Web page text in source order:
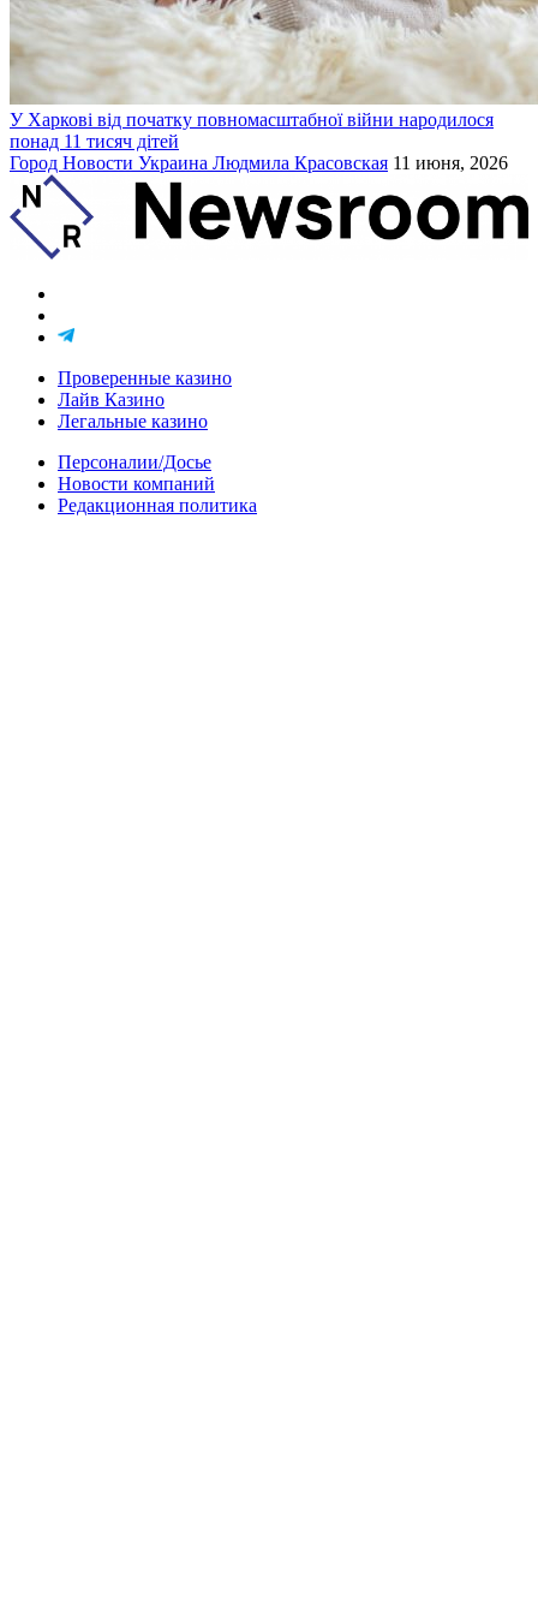
У Харкові від початку повномасштабної війни народилося
понад 11 тисяч дітей
Город Новости Украина Людмила Красовская 11 июня, 2026
Проверенные казино
Лайв Казино
Легальные казино
Персоналии/Досье
Новости компаний
Редакционная политика